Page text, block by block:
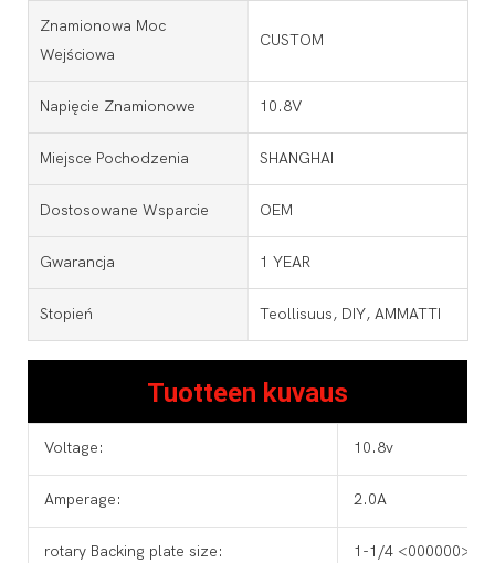
Znamionowa Moc
Wejściowa
CUSTOM
Napięcie Znamionowe 10.8V
Miejsce Pochodzenia SHANGHAI
Dostosowane Wsparcie OEM
Gwarancja 1 YEAR
Stopień Teollisuus, DIY, AMMATTI
Tuotteen kuvaus
Voltage: 10.8v
Amperage: 2.0A
rotary Backing plate size: 1-1/4